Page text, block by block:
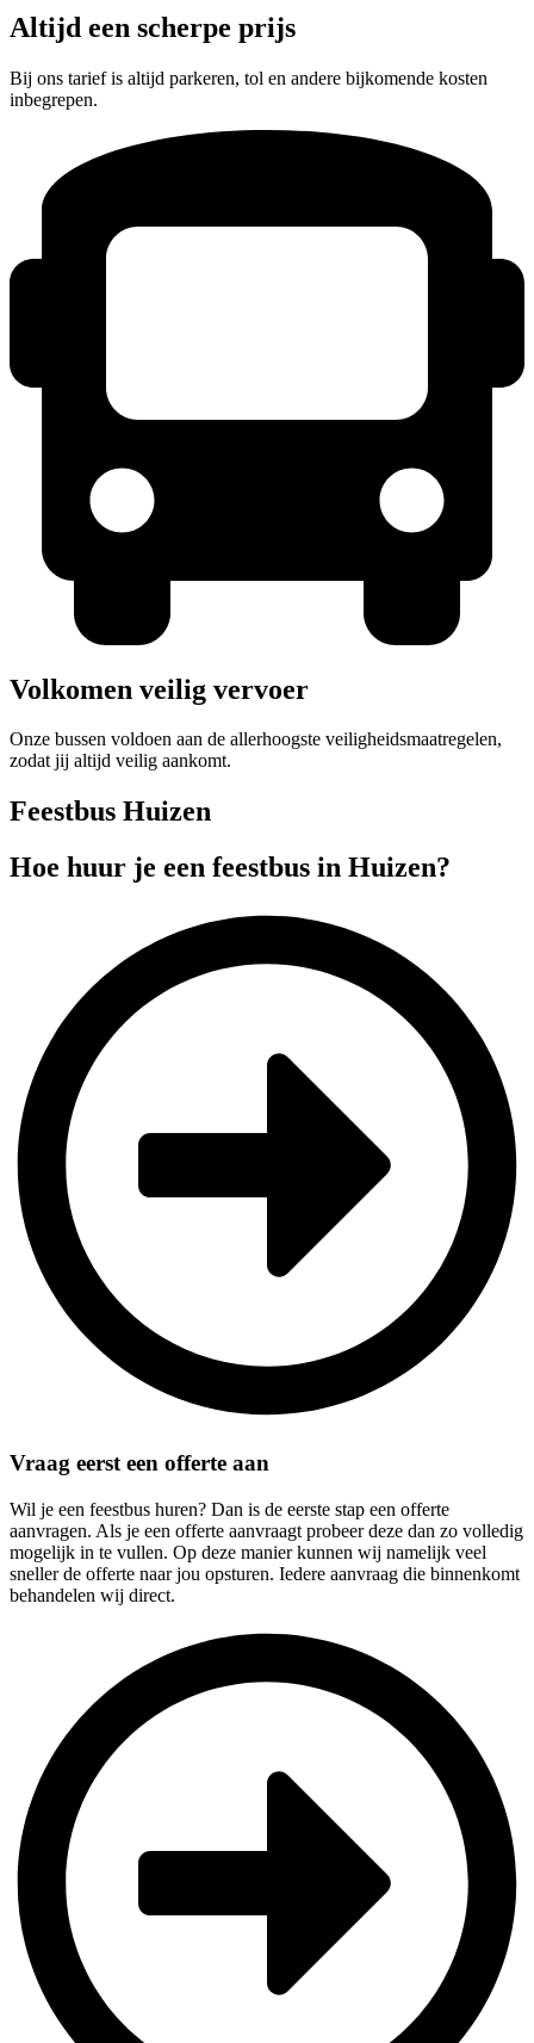
Altijd een scherpe prijs
Bij ons tarief is altijd parkeren, tol en andere bijkomende kosten
inbegrepen.
Volkomen veilig vervoer
Onze bussen voldoen aan de allerhoogste veiligheidsmaatregelen,
zodat jij altijd veilig aankomt.
Feestbus Huizen
Hoe huur je een feestbus in Huizen?
Vraag eerst een offerte aan
Wil je een feestbus huren? Dan is de eerste stap een offerte
aanvragen. Als je een offerte aanvraagt probeer deze dan zo volledig
mogelijk in te vullen. Op deze manier kunnen wij namelijk veel
sneller de offerte naar jou opsturen. Iedere aanvraag die binnenkomt
behandelen wij direct.